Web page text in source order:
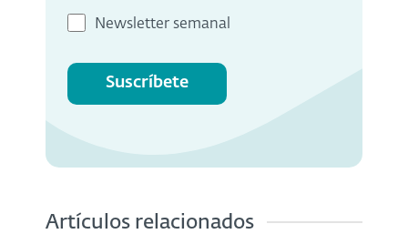
Newsletter semanal
Suscríbete
Artículos relacionados